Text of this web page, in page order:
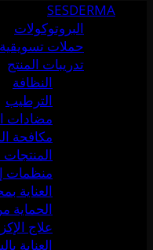
SESDERMA
البروتوكولات
حملات تسويقية
تدريبات المنتج
النظافة
الترطيب
مضادات
مكافحة
المنتجات
منظمات
العناية
الحماية
علاج
العناية